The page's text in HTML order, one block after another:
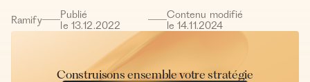
Ramify
Publié
le 13.12.2022
Contenu modifié
le 14.11.2024
Construisons ensemble votre stratégie